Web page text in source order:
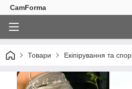
CamForma
Товари Екіпірування та